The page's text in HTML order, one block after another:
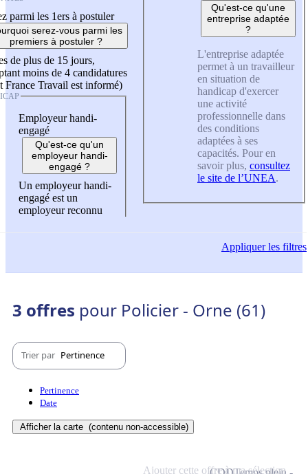
parmi les 1ers à postuler
serez-vous parmi les
premiers à postuler ?
de plus de 15 jours,
moins de 4 candidatures
France Travail est informé)
Employeur handi-
engagé
Qu'est-ce qu'un
employeur handi-
engagé ?
Un employeur handi-
engagé est un
employeur reconnu
Qu'est-ce qu'une
entreprise adaptée
?
L'entreprise adaptée
permet à un travailleur
en situation de
handicap d'exercer
une activité
professionnelle dans
des conditions
adaptées à ses
capacités. Pour en
savoir plus, consultez
le site de l’UNEA.
Appliquerles filtres
3 offres pour Policier - Orne (61)
Trier par Pertinence
Pertinence
Date
Afficher la carte (contenu non-accessible)
Ajouter cette offre à ma sélection